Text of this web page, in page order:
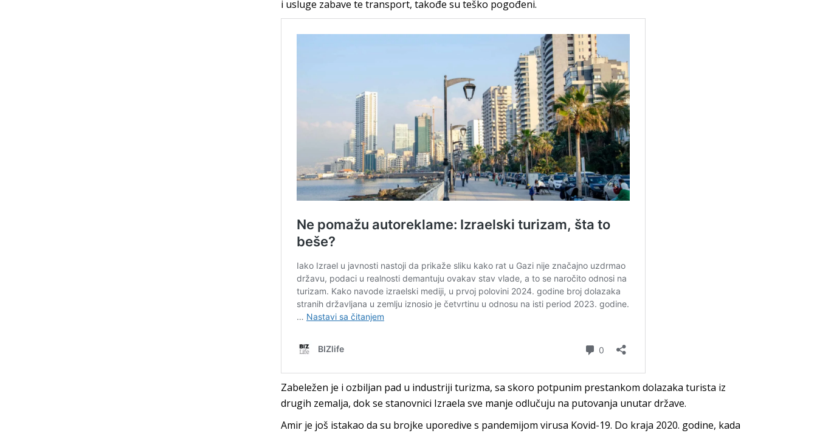
i usluge zabave te transport, takođe su teško pogođeni.
Zabeležen je i ozbiljan pad u industriji turizma, sa skoro potpunim prestankom dolazaka turista iz
drugih zemalja, dok se stanovnici Izraela sve manje odlučuju na putovanja unutar države.
Amir je još istakao da su brojke uporedive s pandemijom virusa Kovid-19. Do kraja 2020. godine, kada